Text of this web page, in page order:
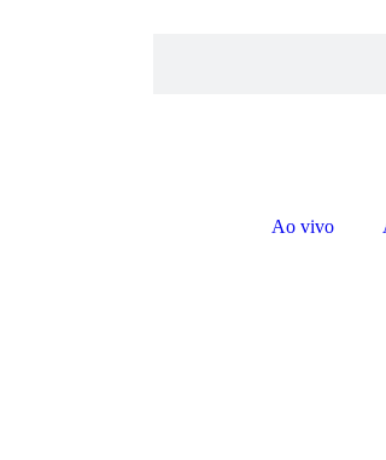
Ao vivo